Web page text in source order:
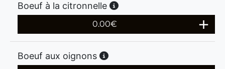
Boeuf à la citronnelle
0.00€
Boeuf aux oignons